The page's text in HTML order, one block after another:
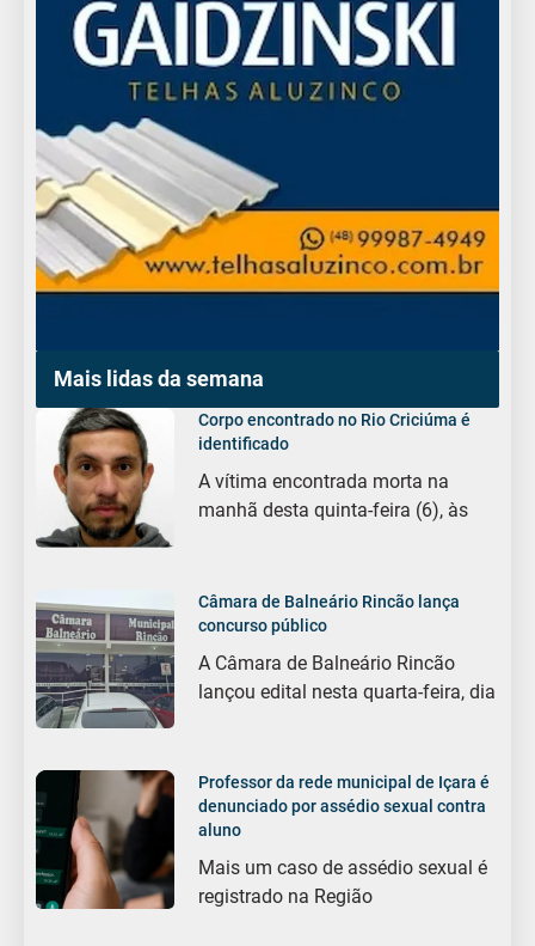
Mais lidas da semana
Corpo encontrado no Rio Criciúma é
identificado
A vítima encontrada morta na
manhã desta quinta-feira (6), às
Câmara de Balneário Rincão lança
concurso público
A Câmara de Balneário Rincão
lançou edital nesta quarta-feira, dia
Professor da rede municipal de Içara é
denunciado por assédio sexual contra
aluno
Mais um caso de assédio sexual é
registrado na Região